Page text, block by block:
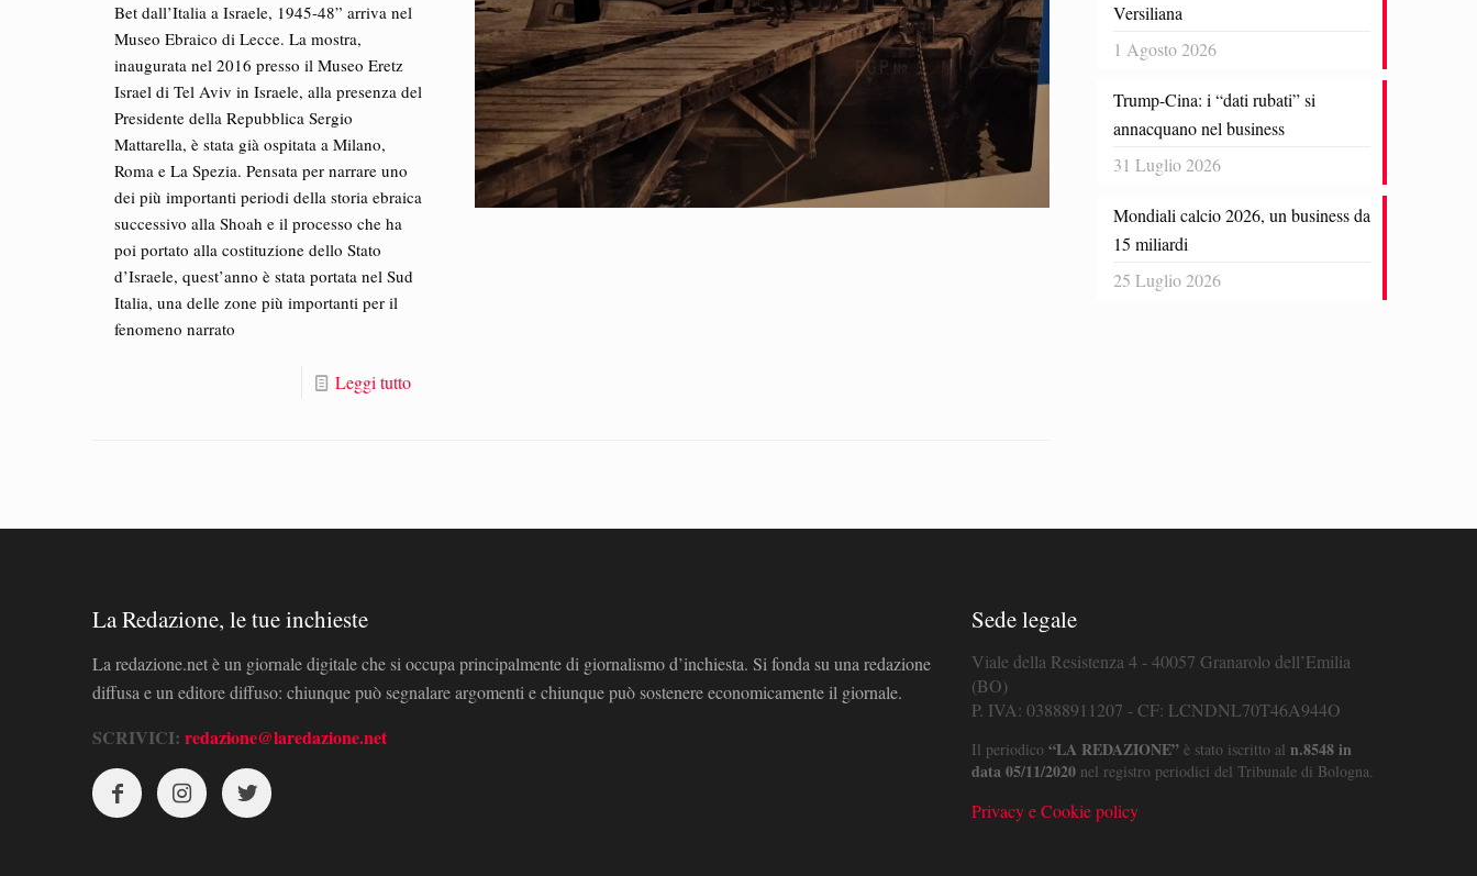
Bet dall’Italia a Israele, 1945-48” arriva nel
Museo Ebraico di Lecce. La mostra,
inaugurata nel 2016 presso il Museo Eretz
Israel di Tel Aviv in Israele, alla presenza del
Presidente della Repubblica Sergio
Mattarella, è stata già ospitata a Milano,
Roma e La Spezia. Pensata per narrare uno
dei più importanti periodi della storia ebraica
successivo alla Shoah e il processo che ha
poi portato alla costituzione dello Stato
d’Israele, quest’anno è stata portata nel Sud
Italia, una delle zone più importanti per il
fenomeno narrato
Leggi tutto
Versiliana
1 Agosto 2026
Trump-Cina: i “dati rubati” si
annacquano nel business
31 Luglio 2026
Mondiali calcio 2026, un business da
15 miliardi
25 Luglio 2026
La Redazione, le tue inchieste
La redazione.net è un giornale digitale che si occupa principalmente di giornalismo d’inchiesta. Si fonda su una redazione
diffusa e un editore diffuso: chiunque può segnalare argomenti e chiunque può sostenere economicamente il giornale.
SCRIVICI: redazione@laredazione.net
Sede legale
Viale della Resistenza 4 - 40057 Granarolo dell’Emilia
(BO)
P. IVA: 03888911207 - CF: LCNDNL70T46A944O
Il periodico “LA REDAZIONE”è stato iscritto al n.8548 in
data 05/11/2020nel registro periodici del Tribunale di Bologna.
Privacy e Cookie policy